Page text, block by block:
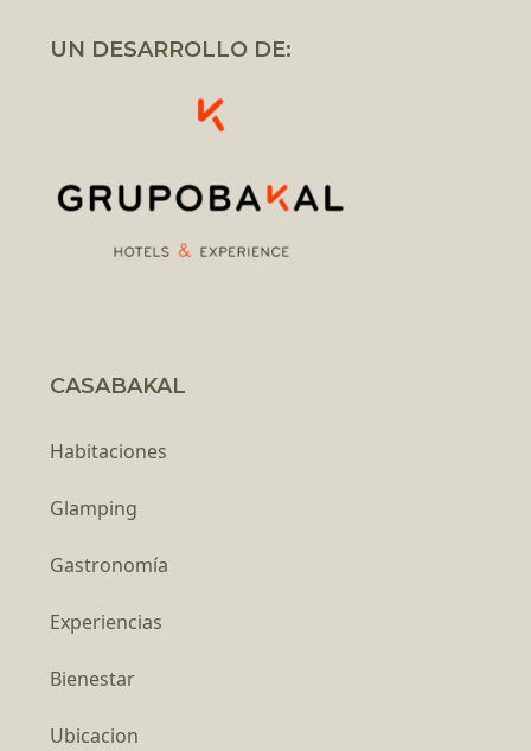
UN DESARROLLO DE:
CASABAKAL
Habitaciones
Glamping
Gastronomía
Experiencias
Bienestar
Ubicacion